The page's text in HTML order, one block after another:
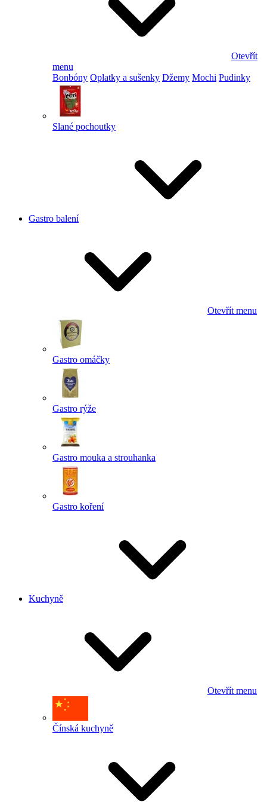
Otevřít
menu
Bonbóny Oplatky a sušenky Džemy Mochi Pudinky
Slané pochoutky
Gastro balení
Otevřít menu
Gastro omáčky
Gastro rýže
Gastro mouka a strouhanka
Gastro koření
Kuchyně
Otevřít menu
Čínská kuchyně